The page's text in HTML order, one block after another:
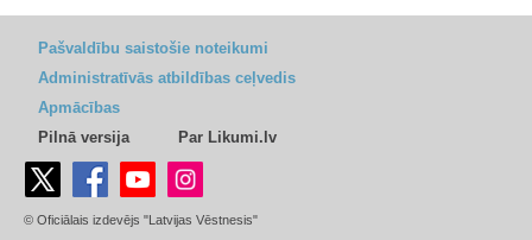
Pašvaldību saistošie noteikumi
Administratīvās atbildības ceļvedis
Apmācības
Pilnā versija
Par Likumi.lv
© Oficiālais izdevējs "Latvijas Vēstnesis"